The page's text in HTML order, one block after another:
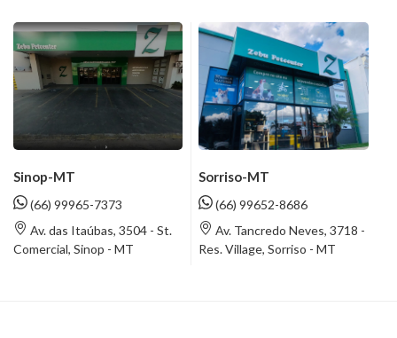
Sinop-MT
(66) 99965-7373
Av. das Itaúbas, 3504 - St.
Comercial, Sinop - MT
Sorriso-MT
(66) 99652-8686
Av. Tancredo Neves, 3718 -
Res. Village, Sorriso - MT